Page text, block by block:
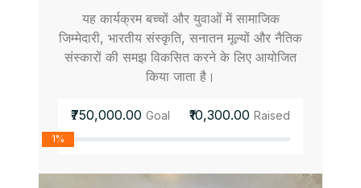
यह कार्यक्रम बच्चों और युवाओं में सामाजिक
जिम्मेदारी, भारतीय संस्कृति, सनातन मूल्यों और नैतिक
संस्कारों की समझ विकसित करने के लिए आयोजित
किया जाता है।
₹750,000.00 Goal ₹10,300.00 Raised
1%